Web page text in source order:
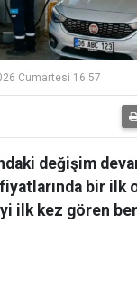
Cumartesi 16:57
değişim
bir ilk
ilk kez gören